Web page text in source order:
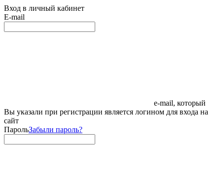
Вход в личный кабинет
E-mail
e-mail, который
Вы указали при регистрации является логином для входа на
сайт
ПарольЗабыли пароль?